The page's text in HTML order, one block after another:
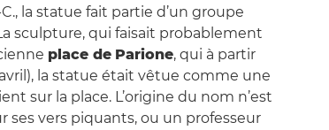
la statue fait partie d’un groupe
sculpture, qui faisait probablement
place de Parione, qui à partir
avril), la statue était vêtue comme une
sur la place. L’origine du nom n’est
ses vers piquants, ou un professeur